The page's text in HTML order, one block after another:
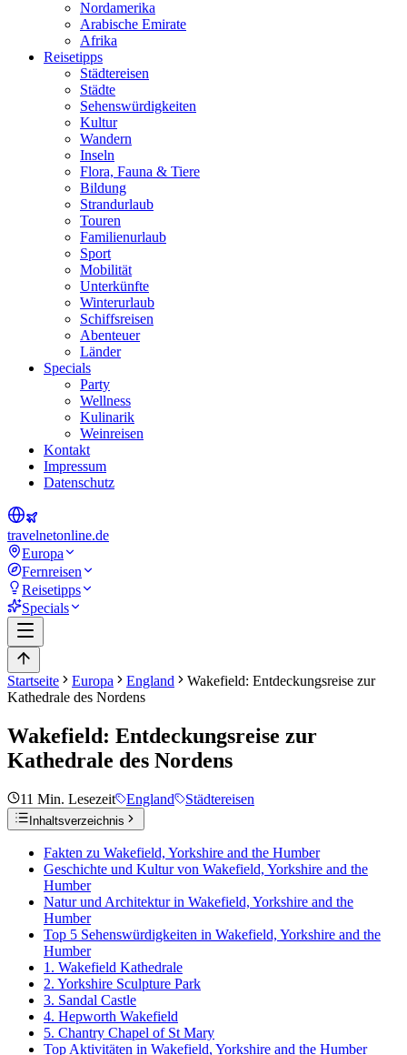
Nordamerika
Arabische Emirate
Afrika
Reisetipps
Städtereisen
Städte
Sehenswürdigkeiten
Kultur
Wandern
Inseln
Flora, Fauna & Tiere
Bildung
Strandurlaub
Touren
Familienurlaub
Sport
Mobilität
Unterkünfte
Winterurlaub
Schiffsreisen
Abenteuer
Länder
Specials
Party
Wellness
Kulinarik
Weinreisen
Kontakt
Impressum
Datenschutz
travelnetonline.de
Europa
Fernreisen
Reisetipps
Specials
Startseite Europa England
Wakefield: Entdeckungsreise zur
Kathedrale des Nordens
Wakefield: Entdeckungsreise zur
Kathedrale des Nordens
11 Min. Lesezeit England Städtereisen
Inhaltsverzeichnis
Fakten zu Wakefield, Yorkshire and the Humber
Geschichte und Kultur von Wakefield, Yorkshire and the
Humber
Natur und Architektur in Wakefield, Yorkshire and the
Humber
Top 5 Sehenswürdigkeiten in Wakefield, Yorkshire and the
Humber
1. Wakefield Kathedrale
2. Yorkshire Sculpture Park
3. Sandal Castle
4. Hepworth Wakefield
5. Chantry Chapel of St Mary
Top Aktivitäten in Wakefield, Yorkshire and the Humber